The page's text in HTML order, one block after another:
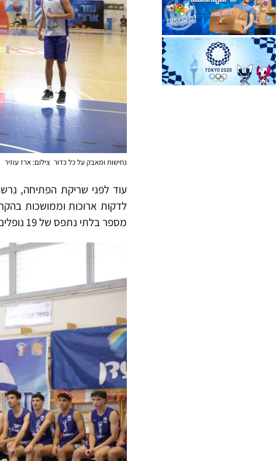
נחישות ומאבק על כל כדור צילום: ארז עוזיר
עוד לפני שריקת הפתיחה,
לדקות ארוכות וממושכות
מספר בלתי נתפס של 19 נופלים, שהזכירו לכל הנוכחים את המחיר הכבד ואת עוצמתו של הנוער המופלא הזה.